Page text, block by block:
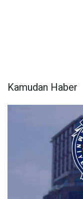
Kamudan Haber